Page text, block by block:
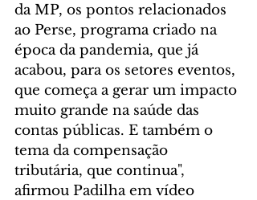
da MP, os pontos relacionados
ao Perse, programa criado na
época da pandemia, que já
acabou, para os setores eventos,
que começa a gerar um impacto
muito grande na saúde das
contas públicas. E também o
tema da compensação
tributária, que continua",
afirmou Padilha em vídeo